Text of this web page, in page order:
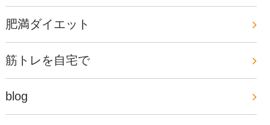
肥満ダイエット
筋トレを自宅で
blog